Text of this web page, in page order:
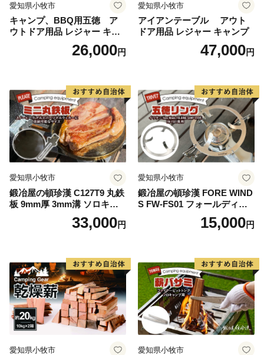
愛知県小牧市
キャンプ、BBQ用五徳 ア
ウトドア用品 レジャー キャ
ンプ バーベキュー BBQ 五徳
26,000円
愛知県小牧市
アイアンテーブル アウト
ドア用品 レジャー キャンプ
47,000円
愛知県小牧市
鍛冶屋の頓珍漢 C127T9 丸鉄
板 9mm厚 3mm溝 ソロキャ
ンプ用 専用ハンドル付き ス
ノーピーク アルミパーソナ
33,000円
愛知県小牧市
鍛冶屋の頓珍漢 FORE WIND
S FW-FS01 フォールディン
グ キャンプストーブ専用 五
15,000円
愛知県小牧市 愛知県小牧市